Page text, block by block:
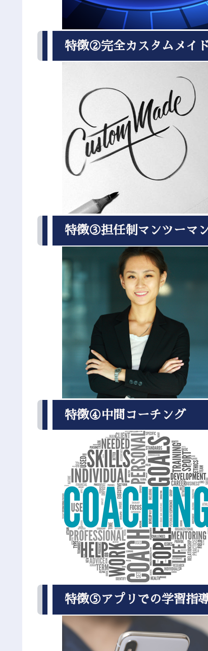
特徴②完全カスタムメイ
特徴③担任制マンツーマ
特徴④中間コーチング
特徴⑤アプリでの学習指